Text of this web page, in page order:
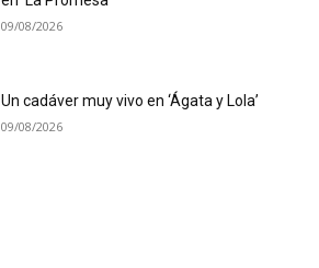
09/08/2026
Un cadáver muy vivo en ‘Ágata y Lola’
09/08/2026